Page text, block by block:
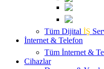
Tüm Dijital İŞ
İnternet & Telefon
Tüm İnternet &
Cihazlar